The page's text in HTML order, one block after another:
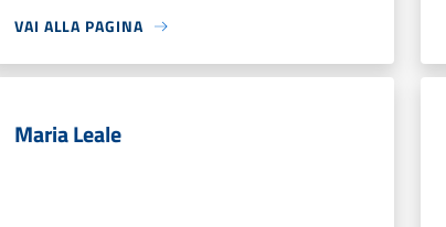
VAI ALLA PAGINA
Maria Leale